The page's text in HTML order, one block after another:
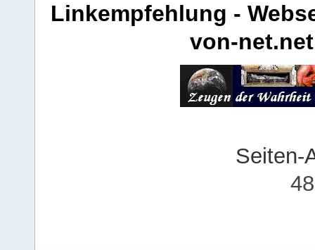
Linkempfehlung -
von-net.net
Seiten-